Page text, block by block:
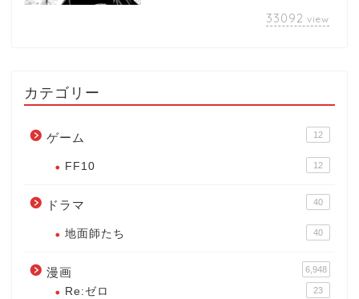
33092 view
カテゴリー
ゲーム 12
FF10 12
ドラマ 40
地面師たち 40
漫画 6,948
Re:ゼロ 23